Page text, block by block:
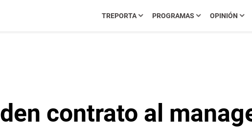
TREPORTA PROGRAMAS OPINIÓN
contrato al